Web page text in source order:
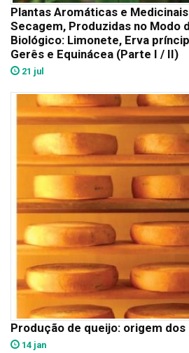
Plantas Aromáticas e
Secagem, Produzidas no Modo
Biológico: Limonete, Erva
Gerês e Equinácea (Parte I / II)
21 jul
Produção de queijo: origem dos
14 jan